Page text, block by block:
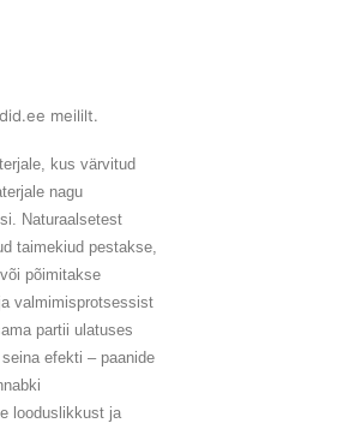
meililt.
kus värvitud
nagu
Naturaalsetest
taimekiud pestakse,
põimitakse
valmimisprotsessist
partii ulatuses
efekti – paanide
looduslikkust ja